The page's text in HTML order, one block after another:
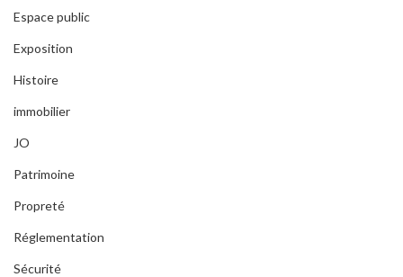
Espace public
Exposition
Histoire
immobilier
JO
Patrimoine
Propreté
Réglementation
Sécurité